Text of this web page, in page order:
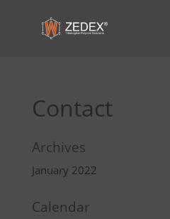
Contact
Archives
January 2022
Calendar